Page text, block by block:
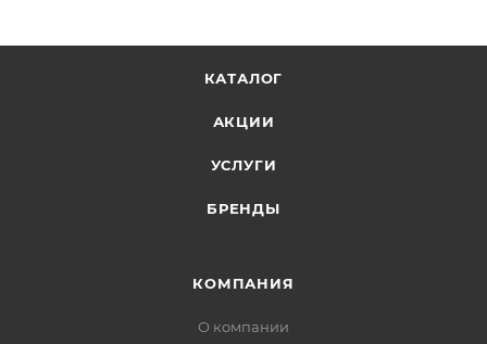
КАТАЛОГ
АКЦИИ
УСЛУГИ
БРЕНДЫ
КОМПАНИЯ
О компании